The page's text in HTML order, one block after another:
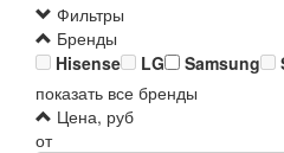
Фильтры
Бренды
Hisense
LG Samsung
показать все бренды
Цена, руб
от